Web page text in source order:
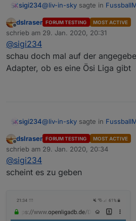
sigi234@liv-in-sky sagte in
wenn du die daten hast
Welche brauchst du als was?
Offline
dslraser FORUM TESTING MOST ACTIVE
schrieb am 29. Jan. 2020, 20:31
zuletzt editiert von
@sigi234
schau doch mal auf der
Adapter, ob es eine Ösi Liga gibt
sigi234@liv-in-sky sagte in
wenn du die daten hast
Welche brauchst du als was?
Offline
dslraser FORUM TESTING MOST ACTIVE
schrieb am 29. Jan. 2020, 20:34
zuletzt editiert von
@sigi234
scheint es zu geben